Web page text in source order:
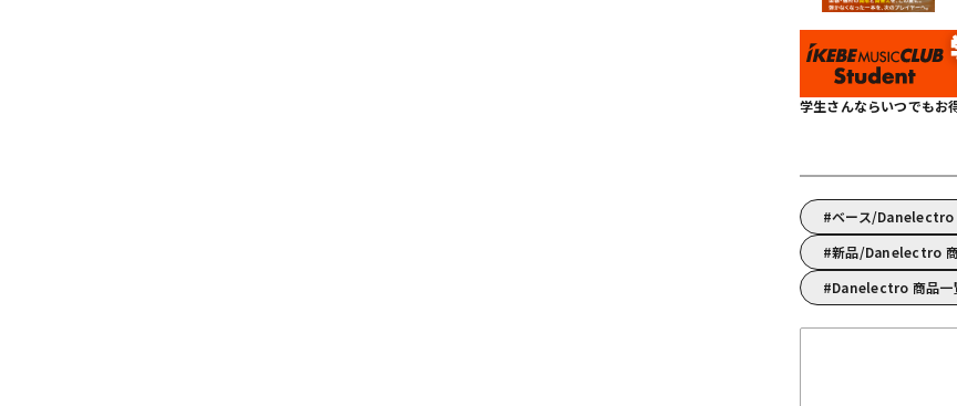
学生さんならいつでもお
ベース/Danelectro
新品/Danelectro
Danelectro 商品一